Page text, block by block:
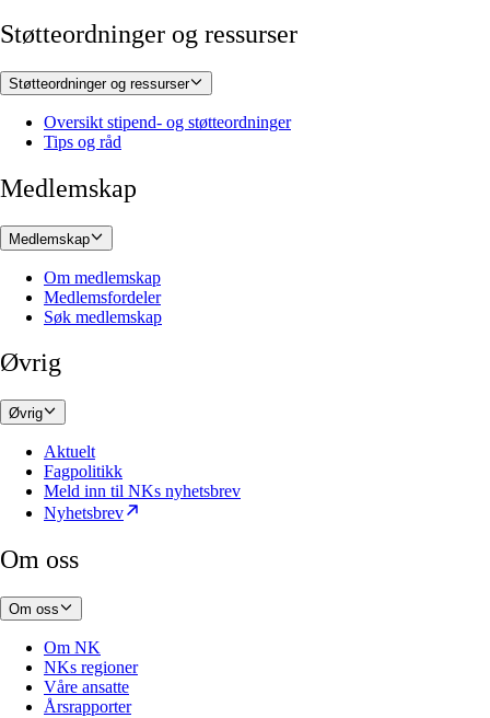
Støtteordninger og ressurser
Støtteordninger og ressurser
Oversikt stipend- og støtteordninger
Tips og råd
Medlemskap
Medlemskap
Om medlemskap
Medlemsfordeler
Søk medlemskap
Øvrig
Øvrig
Aktuelt
Fagpolitikk
Meld inn til NKs nyhetsbrev
Nyhetsbrev
Om oss
Om oss
Om NK
NKs regioner
Våre ansatte
Årsrapporter